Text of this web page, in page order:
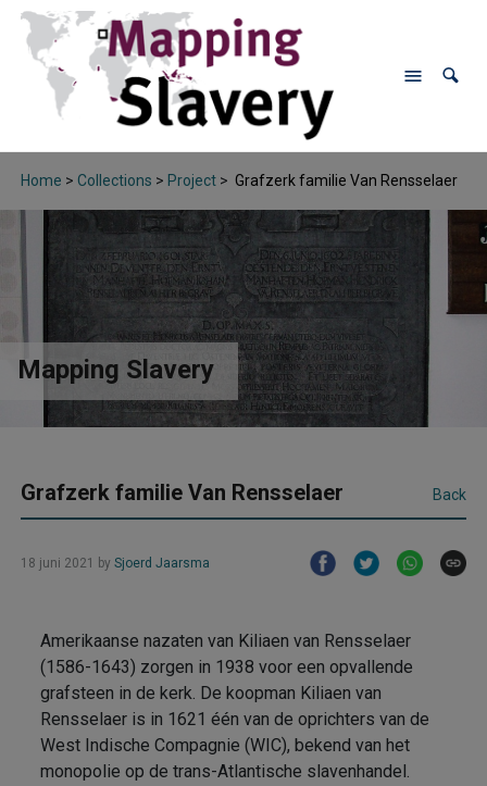
Home > Collections > Project> Grafzerk familie Van Rensselaer
Mapping Slavery
Grafzerk familie Van Rensselaer Back
18 juni 2021 by Sjoerd Jaarsma
Amerikaanse nazaten van Kiliaen van Rensselaer
(1586-1643) zorgen in 1938 voor een opvallende
grafsteen in de kerk. De koopman Kiliaen van
Rensselaer is in 1621 één van de oprichters van de
West Indische Compagnie (WIC), bekend van het
monopolie op de trans-Atlantische slavenhandel.